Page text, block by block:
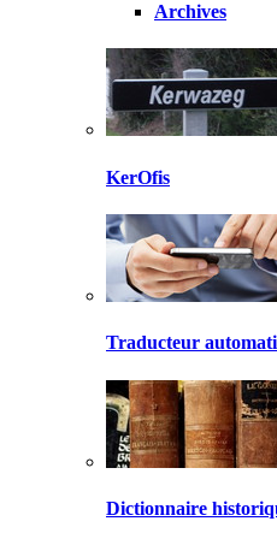
Archives
KerOfis
Traducteur
Dictionnaire